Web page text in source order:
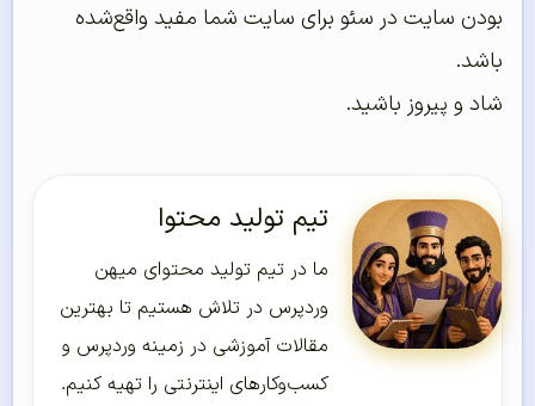
بودن سایت در سئو برای سایت شما مفید واقع‌شده
باشد.
شاد و پیروز باشید.
تیم تولید محتوا
ما در تیم تولید محتوای میهن
وردپرس در تلاش هستیم تا بهترین
مقالات آموزشی در زمینه وردپرس و
کسب‌و‌کارهای اینترنتی را تهیه کنیم.